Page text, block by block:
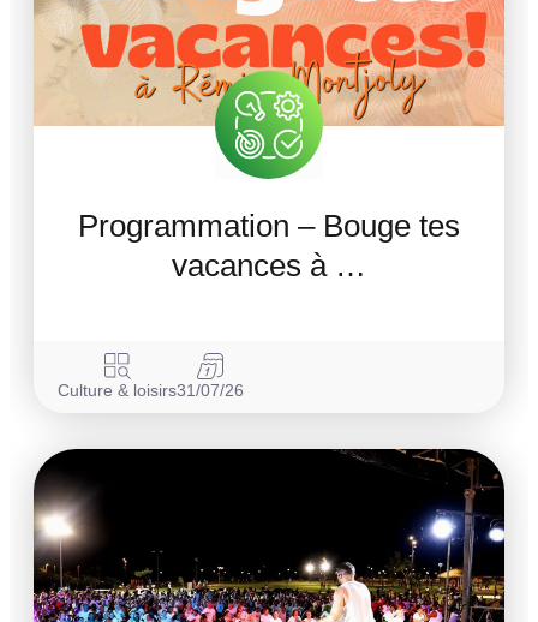
Programmation – Bouge tes
vacances à …
Culture & loisirs31/07/26